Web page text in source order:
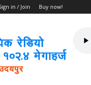
in / Join Buy now!